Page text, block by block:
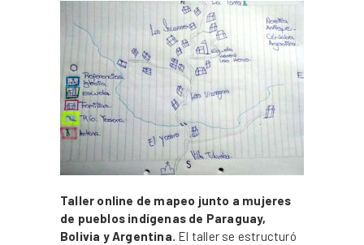
Taller online de mapeo junto a mujeres
de pueblos indígenas de Paraguay,
Bolivia y Argentina. El taller se estructuró